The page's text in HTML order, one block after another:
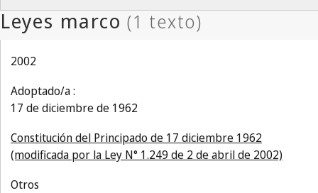
2002
Adoptado/a :
17 de diciembre de 1962
Constitución del Principado de 17 diciembre 1962
(modificada por la Ley N° 1.249 de 2 de abril de 2002)
Otros